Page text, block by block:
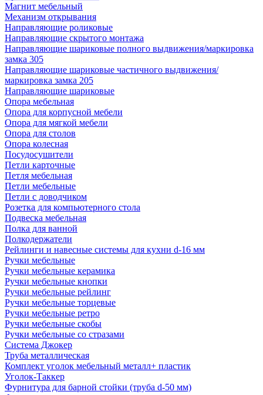
Магнит мебельный
Механизм открывания
Направляющие роликовые
Направляющие скрытого монтажа
Направляющие шариковые полного выдвижения/маркировка
замка 305
Направляющие шариковые частичного выдвижения/
маркировка замка 205
Направляющие шариковые
Опора мебельная
Опора для корпусной мебели
Опора для мягкой мебели
Опора для столов
Опора колесная
Посудосушители
Петли карточные
Петля мебельная
Петли мебельные
Петли с доводчиком
Розетка для компьютерного стола
Подвеска мебельная
Полка для ванной
Полкодержатели
Рейлинги и навесные системы для кухни d-16 мм
Ручки мебельные
Ручки мебельные керамика
Ручки мебельные кнопки
Ручки мебельные рейлинг
Ручки мебельные торцевые
Ручки мебельные ретро
Ручки мебельные скобы
Ручки мебельные со стразами
Система Джокер
Труба металлическая
Комплект уголок мебельный металл+ пластик
Уголок-Таккер
Фурнитура для барной стойки (труба d-50 мм)